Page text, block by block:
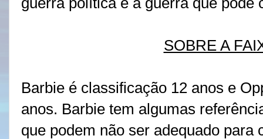
SOBRE A
Barbie é classificação 12 anos e
anos. Barbie tem algumas
que podem não ser adequado para